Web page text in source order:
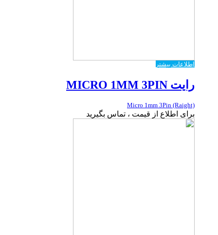
اطلاعات بیشتر
رایت MICRO 1MM 3PIN
Micro 1mm 3Pin (Raight)
برای اطلاع از قیمت ، تماس بگیرید